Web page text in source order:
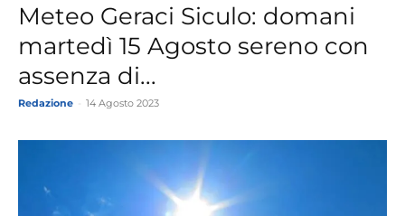
Meteo Geraci Siculo: domani
martedì 15 Agosto sereno con
assenza di...
Redazione 14 Agosto 2023